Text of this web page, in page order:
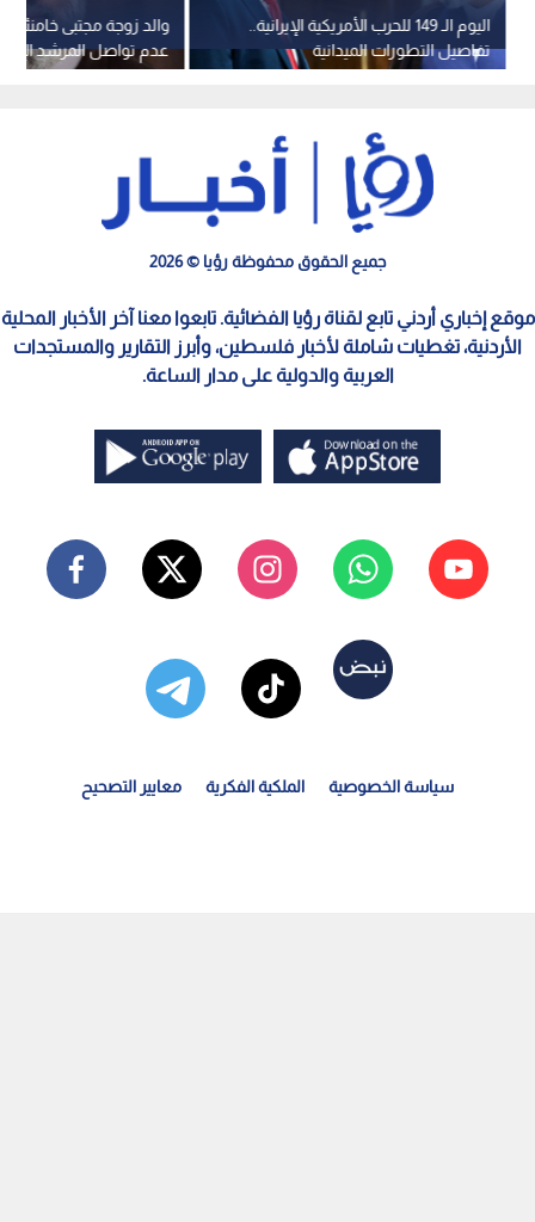
والد زوجة مجتبى
عدم تواصل المرشد
جهة
اليوم الـ 149 للحرب الأمريكية الإيرانية..
تفاصيل التطورات الميدانية
والمسارات السياسية
جميع الحقوق محفوظة رؤيا © 2026
موقع إخباري أردني تابع لقناة رؤيا الفضائية. تابعوا معنا آخر الأخبار المحلية
الأردنية، تغطيات شاملة لأخبار فلسطين، وأبرز التقارير والمستجدات
العربية والدولية على مدار الساعة.
سياسة الخصوصية الملكية الفكرية معايير التصحيح